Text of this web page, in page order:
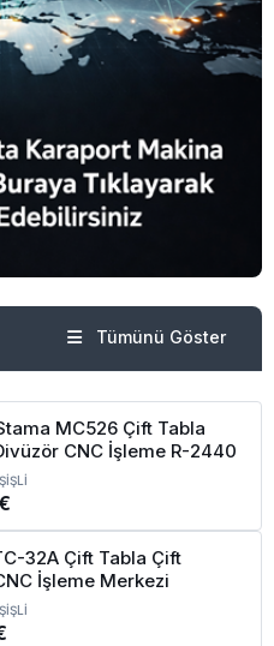
Tümünü Göster
MC526 Çift Tabla
CNC İşleme R-2440
ŞİŞLİ
32A Çift Tabla Çift
İşleme Merkezi
ŞİŞLİ